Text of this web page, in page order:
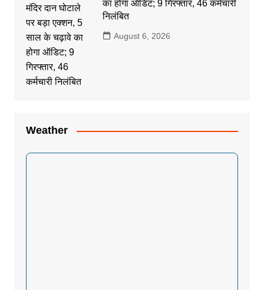
का होगा ऑडिट; 9 गिरफ्तार, 46 कर्मचारी
निलंबित
August 6, 2026
Weather